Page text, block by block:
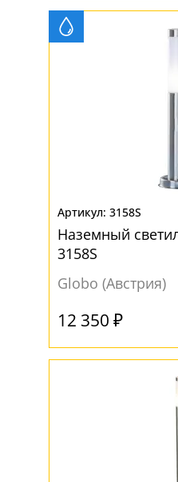
3158S
Наземный
3158S
Globo (Австрия)
12 350 ₽